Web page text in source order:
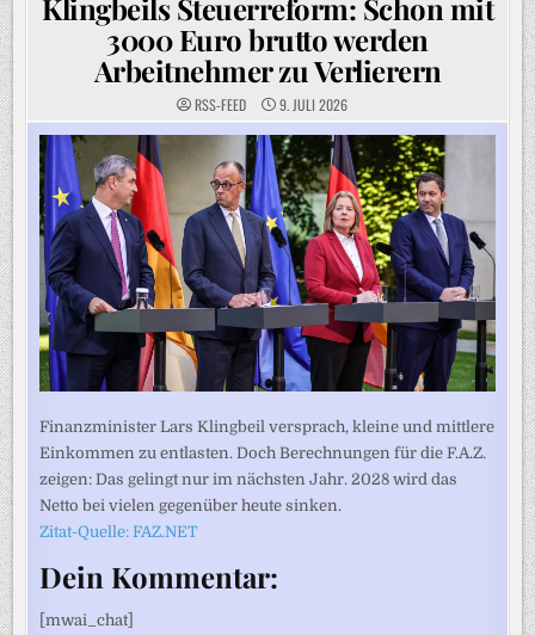
Klingbeils Steuerreform: Schon mit
3000 Euro brutto werden
Arbeitnehmer zu Verlierern
RSS-FEED 9. JULI 2026
Finanzminister Lars Klingbeil versprach, kleine und mittlere
Einkommen zu entlasten. Doch Berechnungen für die F.A.Z.
zeigen: Das gelingt nur im nächsten Jahr. 2028 wird das
Netto bei vielen gegenüber heute sinken.
Zitat-Quelle: FAZ.NET
Dein Kommentar:
[mwai_chat]